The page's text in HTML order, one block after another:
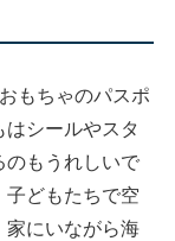
もちゃのパスポ
シールやスタ
のもうれしいで
子どもたちで空
家にいながら海